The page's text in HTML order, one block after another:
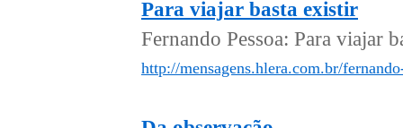
Para viajar basta existir
Fernando Pessoa: Para viajar
http://mensagens.hlera.com.br/